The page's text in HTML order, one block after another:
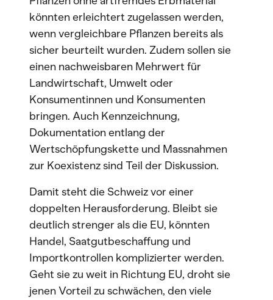
könnten erleichtert zugelassen werden,
wenn vergleichbare Pflanzen bereits als
sicher beurteilt wurden. Zudem sollen sie
einen nachweisbaren Mehrwert für
Landwirtschaft, Umwelt oder
Konsumentinnen und Konsumenten
bringen. Auch Kennzeichnung,
Dokumentation entlang der
Wertschöpfungskette und Massnahmen
zur Koexistenz sind Teil der Diskussion.
Damit steht die Schweiz vor einer
doppelten Herausforderung. Bleibt sie
deutlich strenger als die EU, könnten
Handel, Saatgutbeschaffung und
Importkontrollen komplizierter werden.
Geht sie zu weit in Richtung EU, droht sie
jenen Vorteil zu schwächen, den viele